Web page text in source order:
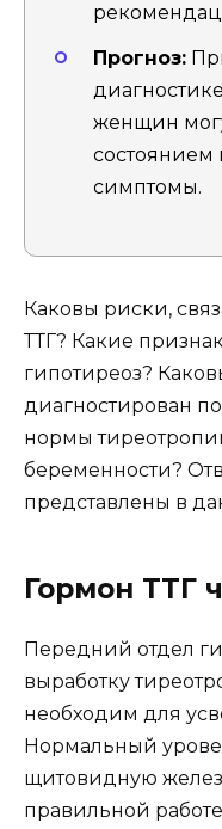
Прогноз:
женщин
симптомы.
Каковы риски,
ТТГ? Какие
гипотиреоз?
диагностирован
нормы
беременности?
представлены в
Гормон ТТГ
Передний отдел
выработку
необходим для
Нормальный
щитовидную
правильной